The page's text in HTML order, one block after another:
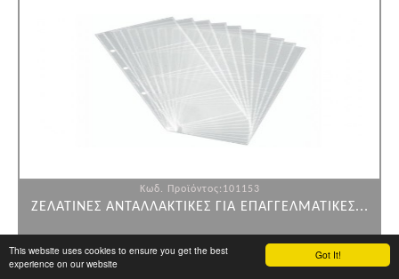
Got It!
This website uses cookies to ensure you get the best
experience on our website
Κωδ. Προϊόντος:101153
ΖΕΛΑΤΙΝΕΣ ΑΝΤΑΛΛΑΚΤΙΚΕΣ ΓΙΑ ΕΠΑΓΓΕΛΜΑΤΙΚΕΣ...